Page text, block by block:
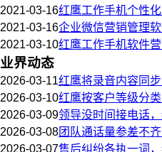
2021-03-16红鹰工作手机个性
2021-03-16企业微信营销管理
2021-03-10红鹰工作手机软件
业界动态
2026-03-11红鹰将录音内容同
2026-03-10红鹰按客户等级分
2026-03-09领导没时间接电话
2026-03-08团队通话量参差不
2026-03-07售后纠纷各执一词